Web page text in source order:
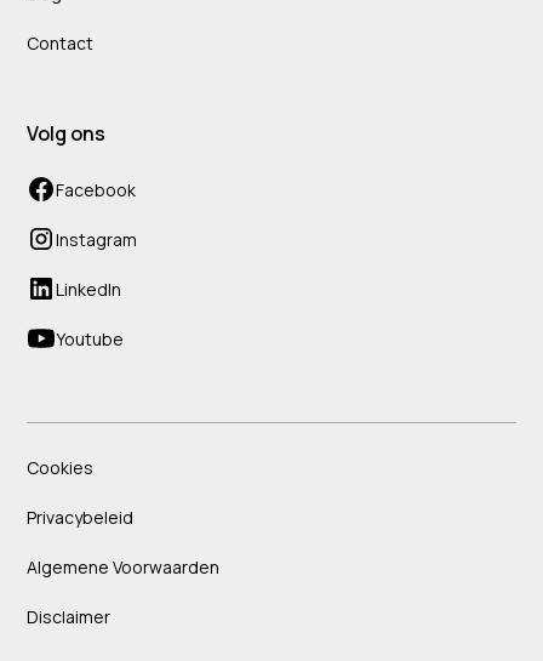
Contact
Volg ons
Facebook
Instagram
LinkedIn
Youtube
Cookies
Privacybeleid
Algemene Voorwaarden
Disclaimer